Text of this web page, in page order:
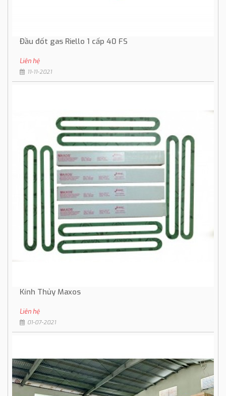
Đầu đốt gas Riello 1 cấp 40 FS
Liên hệ
11-11-2021
Kính Thủy Maxos
Liên hệ
01-07-2021